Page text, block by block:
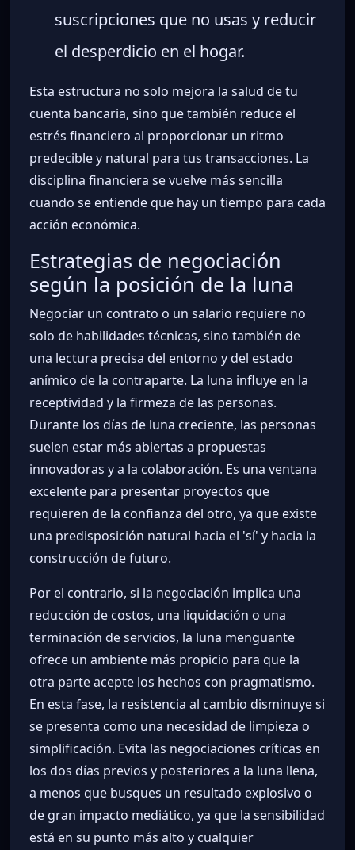
suscripciones que no usas y reducir
el desperdicio en el hogar.
Esta estructura no solo mejora la salud de tu
cuenta bancaria, sino que también reduce el
estrés financiero al proporcionar un ritmo
predecible y natural para tus transacciones. La
disciplina financiera se vuelve más sencilla
cuando se entiende que hay un tiempo para cada
acción económica.
Estrategias de negociación
según la posición de la luna
Negociar un contrato o un salario requiere no
solo de habilidades técnicas, sino también de
una lectura precisa del entorno y del estado
anímico de la contraparte. La luna influye en la
receptividad y la firmeza de las personas.
Durante los días de luna creciente, las personas
suelen estar más abiertas a propuestas
innovadoras y a la colaboración. Es una ventana
excelente para presentar proyectos que
requieren de la confianza del otro, ya que existe
una predisposición natural hacia el 'sí' y hacia la
construcción de futuro.
Por el contrario, si la negociación implica una
reducción de costos, una liquidación o una
terminación de servicios, la luna menguante
ofrece un ambiente más propicio para que la
otra parte acepte los hechos con pragmatismo.
En esta fase, la resistencia al cambio disminuye si
se presenta como una necesidad de limpieza o
simplificación. Evita las negociaciones críticas en
los dos días previos y posteriores a la luna llena,
a menos que busques un resultado explosivo o
de gran impacto mediático, ya que la sensibilidad
está en su punto más alto y cualquier